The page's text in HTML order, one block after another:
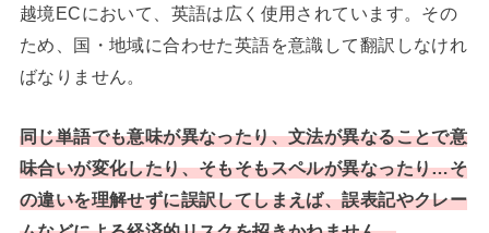
越境ECにおいて、英語は広く使用されています。その
ため、国・地域に合わせた英語を意識して翻訳しなけれ
ばなりません。
同じ単語でも意味が異なったり、文法が異なることで意
味合いが変化したり、そもそもスペルが異なったり…そ
の違いを理解せずに誤訳してしまえば、誤表記やクレー